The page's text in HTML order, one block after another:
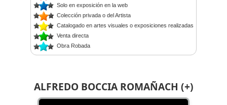
ALFREDO BOCCIA ROMAÑACH (+)
Solo en exposición en la web
Colección privada o del Artista
Catalogado en artes visuales o exposiciones realizadas
Venta directa
Obra Robada